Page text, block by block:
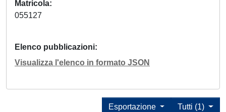
Matricola
055127
Elenco pubblicazioni
Visualizza l'elenco in formato JSON
Tutti (1)
Esportazione